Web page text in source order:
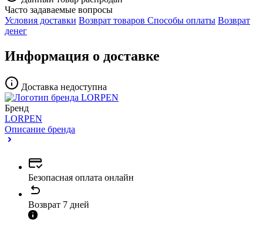
Часто задаваемые вопросы
Условия доставки Возврат товаров Способы оплаты Возврат
денег
Информация о доставке
Доставка недоступна
Бренд
LORPEN
Описание бренда
Безопасная оплата онлайн
Возврат 7 дней